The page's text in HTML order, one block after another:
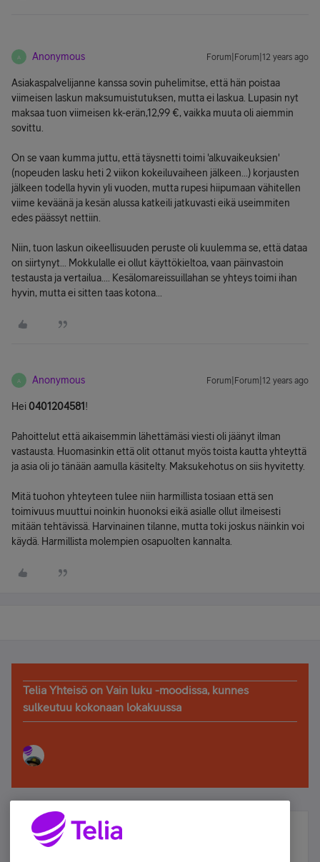
A Anonymous Forum|Forum|12 years ago
Asiakaspalvelijanne kanssa sovin puhelimitse, että hän poistaa
viimeisen laskun maksumuistutuksen, mutta ei laskua. Lupasin nyt
maksaa tuon viimeisen kk-erän,12,99 €, vaikka muuta oli aiemmin
sovittu.
On se vaan kumma juttu, että täysnetti toimi 'alkuvaikeuksien'
(nopeuden lasku heti 2 viikon kokeiluvaiheen jälkeen...) korjausten
jälkeen todella hyvin yli vuoden, mutta rupesi hiipumaan vähitellen
viime keväänä ja kesän alussa katkeili jatkuvasti eikä useimmiten
edes päässyt nettiin.
Niin, tuon laskun oikeellisuuden peruste oli kuulemma se, että dataa
on siirtynyt... Mokkulalle ei ollut käyttökieltoa, vaan päinvastoin
testausta ja vertailua.... Kesälomareissuillahan se yhteys toimi ihan
hyvin, mutta ei sitten taas kotona...
A Anonymous Forum|Forum|12 years ago
Hei 0401204581 !
Pahoittelut että aikaisemmin lähettämäsi viesti oli jäänyt ilman
vastausta. Huomasinkin että olit ottanut myös toista kautta yhteyttä
ja asia oli jo tänään aamulla käsitelty. Maksukehotus on siis hyvitetty.
Mitä tuohon yhteyteen tulee niin harmillista tosiaan että sen
toimivuus muuttui noinkin huonoksi eikä asialle ollut ilmeisesti
mitään tehtävissä. Harvinainen tilanne, mutta toki joskus näinkin voi
käydä. Harmillista molempien osapuolten kannalta.
Telia Yhteisö on Vain luku -moodissa, kunnes
sulkeutuu kokonaan lokakuussa
Älä jää paitsi – osallistu ja voita!